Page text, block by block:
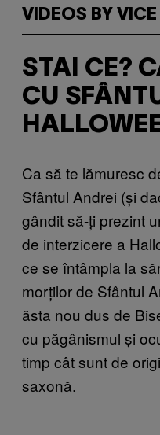
VIDEOS BY VICE
STAI CE?
CU
Ca să te lămuresc
Sfântul Andrei (și
gândit să-ți prezint
de interzicere a
ce se întâmpla la
morților de Sfântul
ăsta nou dus de
cu păgânismul și
timp cât sunt de
saxonă.